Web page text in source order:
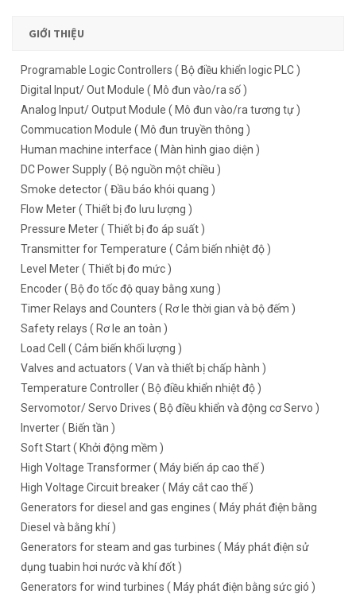
GIỚI THIỆU
Programable Logic Controllers ( Bộ điều khiển logic PLC )
Digital Input/ Out Module ( Mô đun vào/ra số )
Analog Input/ Output Module ( Mô đun vào/ra tương tự )
Commucation Module ( Mô đun truyền thông )
Human machine interface ( Màn hình giao diện )
DC Power Supply ( Bộ nguồn một chiều )
Smoke detector ( Đầu báo khói quang )
Flow Meter ( Thiết bị đo lưu lượng )
Pressure Meter ( Thiết bị đo áp suất )
Transmitter for Temperature ( Cảm biến nhiệt độ )
Level Meter ( Thiết bị đo mức )
Encoder ( Bộ đo tốc độ quay bằng xung )
Timer Relays and Counters ( Rơ le thời gian và bộ đếm )
Safety relays ( Rơ le an toàn )
Load Cell ( Cảm biến khối lượng )
Valves and actuators ( Van và thiết bị chấp hành )
Temperature Controller ( Bộ điều khiển nhiệt độ )
Servomotor/ Servo Drives ( Bộ điều khiển và động cơ Servo )
Inverter ( Biến tần )
Soft Start ( Khởi động mềm )
High Voltage Transformer ( Máy biến áp cao thế )
High Voltage Circuit breaker ( Máy cắt cao thế )
Generators for diesel and gas engines ( Máy phát điện bằng
Diesel và bằng khí )
Generators for steam and gas turbines ( Máy phát điện sử
dụng tuabin hơi nước và khí đốt )
Generators for wind turbines ( Máy phát điện bằng sức gió )